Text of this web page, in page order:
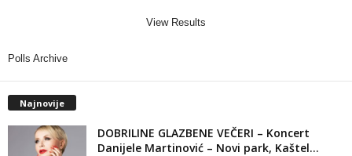
View Results
Polls Archive
Najnovije
DOBRILINE GLAZBENE VEČERI – Koncert
Danijele Martinović – Novi park, Kaštel...